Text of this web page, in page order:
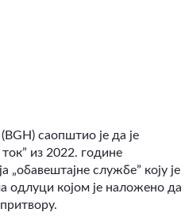
саопштио је да је
из 2022. године
„обавештајне службе” коју је
одлуци којом је наложено да